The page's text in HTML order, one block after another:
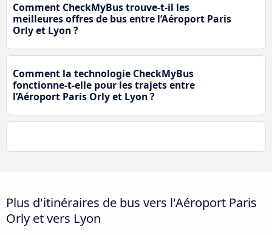
Comment CheckMyBus trouve-t-il les
meilleures offres de bus entre l’Aéroport Paris
Orly et Lyon ?
Comment la technologie CheckMyBus
fonctionne-t-elle pour les trajets entre
l’Aéroport Paris Orly et Lyon ?
Plus d'itinéraires de bus vers l'Aéroport Paris
Orly et vers Lyon